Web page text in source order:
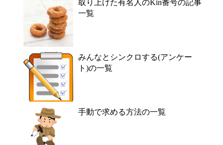
取り上げた有名人のKin番号の記事
一覧
みんなとシンクロする(アンケー
ト)の一覧
手動で求める方法の一覧